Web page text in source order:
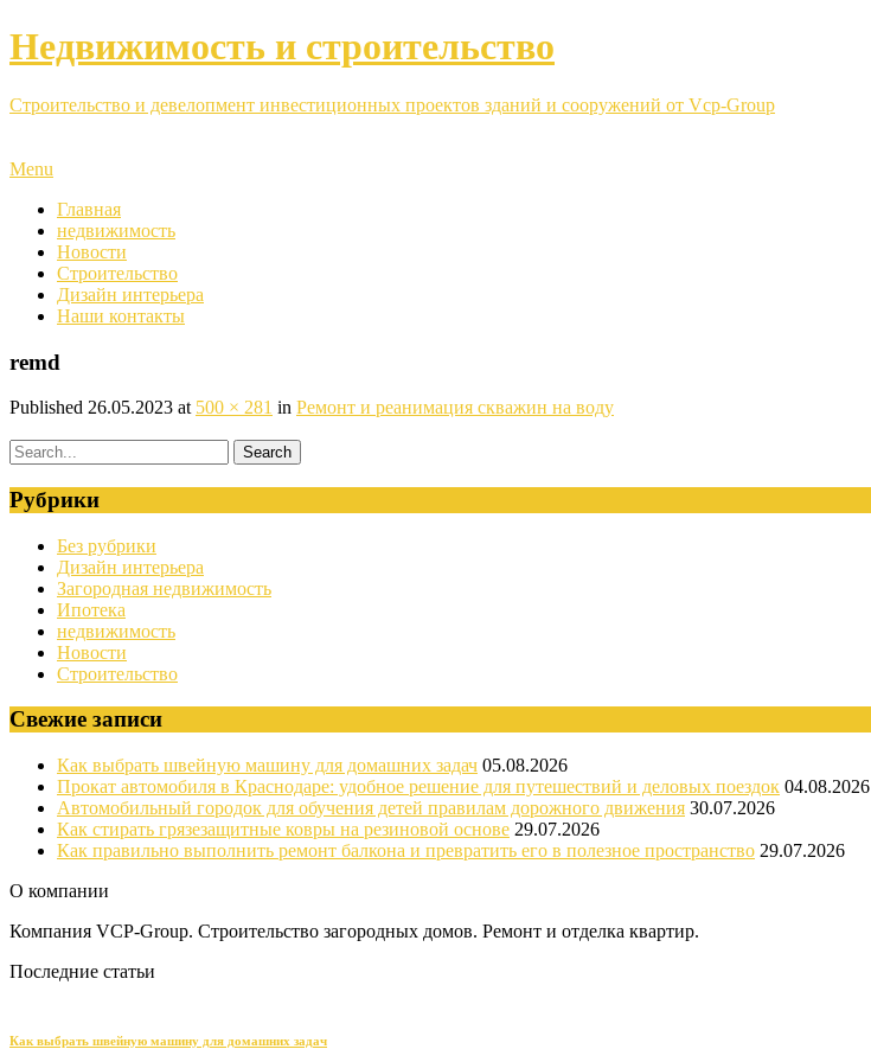
Недвижимость и строительство
Строительство и девелопмент инвестиционных проектов зданий и сооружений от Vcp-Group
Menu
Главная
недвижимость
Новости
Строительство
Дизайн интерьера
Наши контакты
remd
Published 26.05.2023 at 500 × 281 in Ремонт и реанимация скважин на воду
Рубрики
Без рубрики
Дизайн интерьера
Загородная недвижимость
Ипотека
недвижимость
Новости
Строительство
Свежие записи
Как выбрать швейную машину для домашних задач 05.08.2026
Прокат автомобиля в Краснодаре: удобное решение для путешествий и деловых поездок 04.08.2026
Автомобильный городок для обучения детей правилам дорожного движения 30.07.2026
Как стирать грязезащитные ковры на резиновой основе 29.07.2026
Как правильно выполнить ремонт балкона и превратить его в полезное пространство 29.07.2026
О компании
Компания VCP-Group. Строительство загородных домов. Ремонт и отделка квартир.
Последние статьи
Как выбрать швейную машину для домашних задач